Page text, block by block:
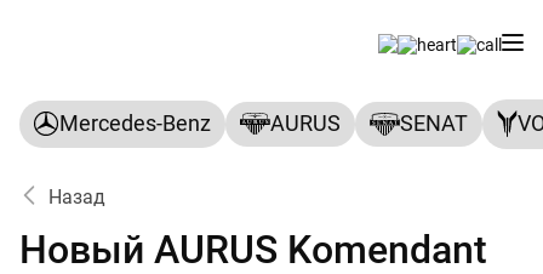
Mercedes-Benz AURUS SENAT
Назад
Новый AURUS Komendant